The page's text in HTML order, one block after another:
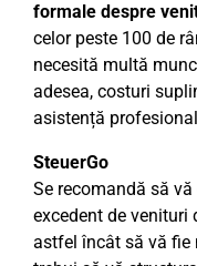
formale despre
celor peste 100 de
necesită multă
adesea, costuri
asistență
SteuerGo
Se recomandă să
excedent de venituri
astfel încât să vă fie